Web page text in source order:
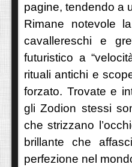
pagine, tendendo a
Rimane notevole
cavallereschi e
futuristico a
rituali antichi e
forzato. Trovate e
gli Zodion stessi
che strizzano
brillante che
perfezione nel